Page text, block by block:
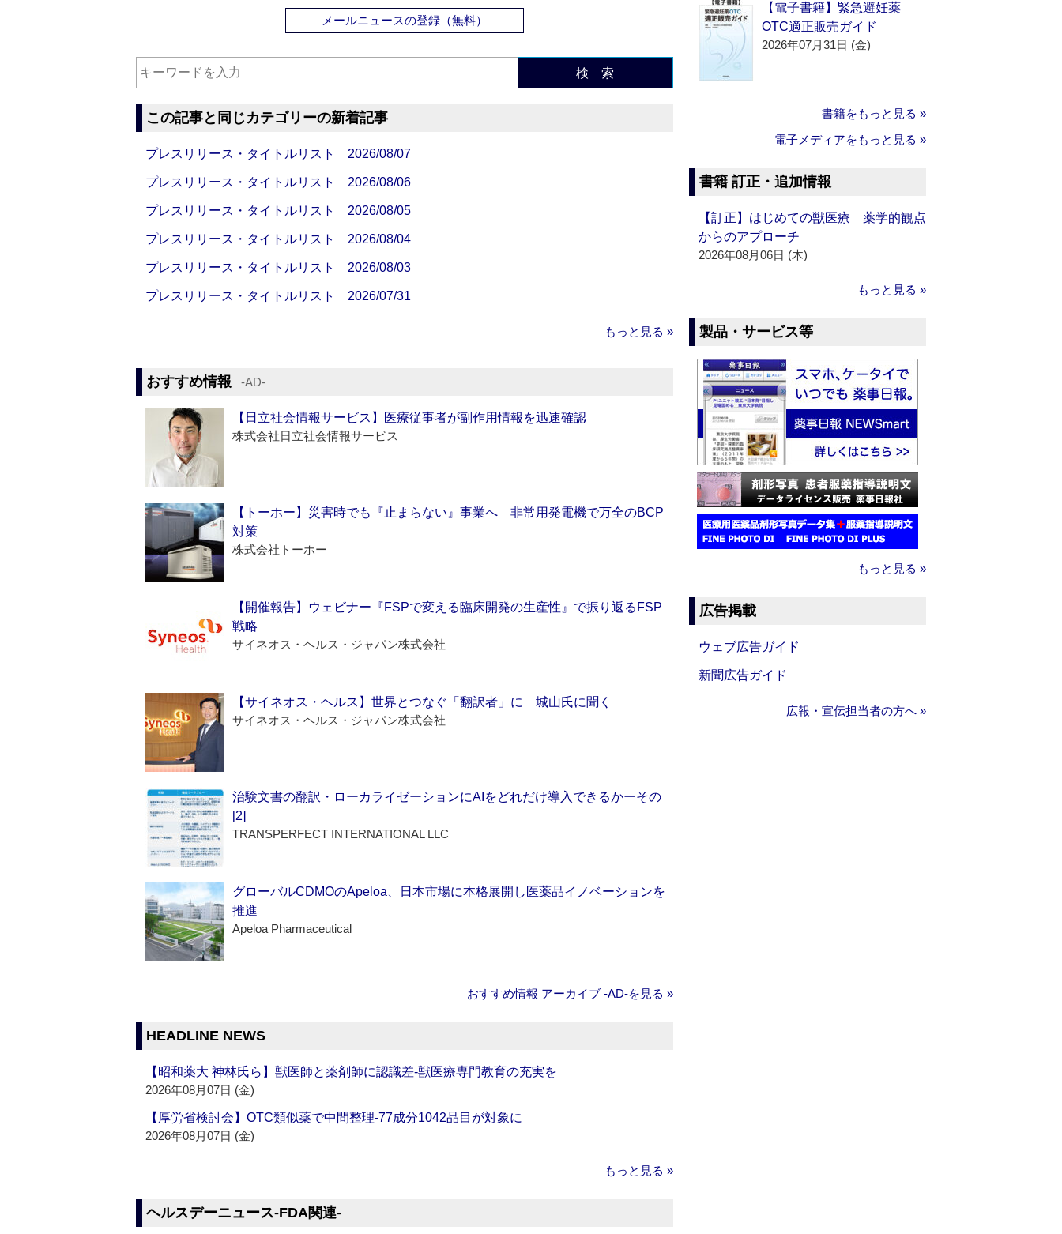
メールニュースの登録（無料）
検 索
この記事と同じカテゴリーの新着記事
プレスリリース・タイトルリスト 2026/08/07
プレスリリース・タイトルリスト 2026/08/06
プレスリリース・タイトルリスト 2026/08/05
プレスリリース・タイトルリスト 2026/08/04
プレスリリース・タイトルリスト 2026/08/03
プレスリリース・タイトルリスト 2026/07/31
もっと見る »
おすすめ情報 ‐AD‐
【日立社会情報サービス】医療従事者が副作用情報を迅速確認
株式会社日立社会情報サービス
【トーホー】災害時でも『止まらない』事業へ 非常用発電機で万全のBCP
対策
株式会社トーホー
【開催報告】ウェビナー『FSPで変える臨床開発の生産性』で振り返るFSP
戦略
サイネオス・ヘルス・ジャパン株式会社
【サイネオス・ヘルス】世界とつなぐ「翻訳者」に 城山氏に聞く
サイネオス・ヘルス・ジャパン株式会社
治験文書の翻訳・ローカライゼーションにAIをどれだけ導入できるかーその
[2]
TRANSPERFECT INTERNATIONAL LLC
グローバルCDMOのApeloa、日本市場に本格展開し医薬品イノベーションを
推進
Apeloa Pharmaceutical
おすすめ情報 アーカイブ ‐AD‐を見る »
HEADLINE NEWS
【昭和薬大 神林氏ら】獣医師と薬剤師に認識差‐獣医療専門教育の充実を
2026年08月07日 (金)
【厚労省検討会】OTC類似薬で中間整理‐77成分1042品目が対象に
2026年08月07日 (金)
もっと見る »
ヘルスデーニュース‐FDA関連‐
【電子書籍】緊急避妊薬
OTC適正販売ガイド
2026年07月31日 (金)
書籍をもっと見る »
電子メディアをもっと見る »
書籍 訂正・追加情報
【訂正】はじめての獣医療 薬学的観点
からのアプローチ
2026年08月06日 (木)
もっと見る »
製品・サービス等
もっと見る »
広告掲載
ウェブ広告ガイド
新聞広告ガイド
広報・宣伝担当者の方へ »